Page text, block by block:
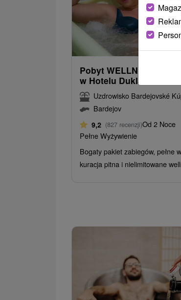
Pobyt WELLNESS
w Hotelu Dukla
Uzdrowisko Bardejovské
Bardejov
9,2 (827 recenzji)Od 2 Noce
Pełne Wyżywienie
Bogaty pakiet zabiegów, pełne
kuracja pitna i nielimitowane